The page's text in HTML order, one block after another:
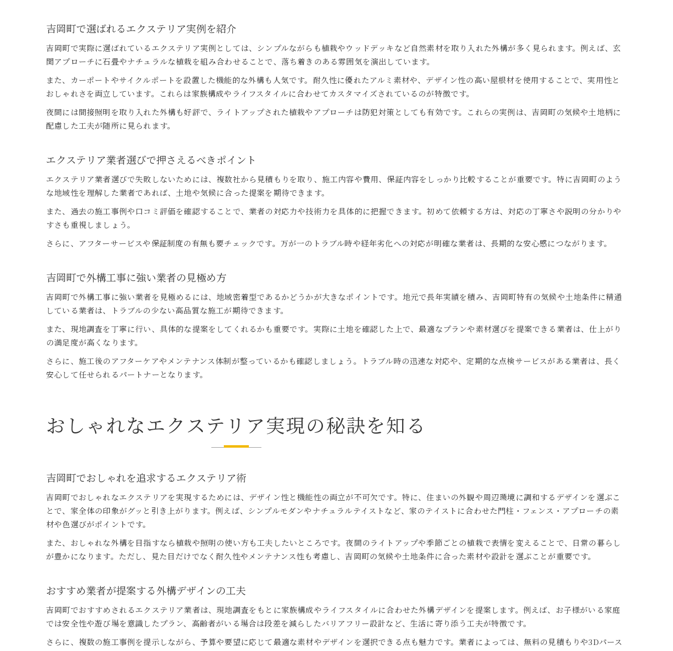
満足度が高まる吉岡町エクステリアの工夫集
吉岡町で人気のエクステリア実践アイデア集
おすすめ業者が教える外構仕上げの工夫
おしゃれ外構を成功させるポイント紹介
エクステリア満足度アップの業者選択法
吉岡町で選ばれるエクステリア実例を紹介
吉岡町で実際に選ばれているエクステリア実例としては、シンプルながらも植栽やウッドデッキなど自然素材を取り入れた外構が多く見られます。例えば、玄
関アプローチに石畳やナチュラルな植栽を組み合わせることで、落ち着きのある雰囲気を演出しています。
また、カーポートやサイクルポートを設置した機能的な外構も人気です。耐久性に優れたアルミ素材や、デザイン性の高い屋根材を使用することで、実用性と
おしゃれさを両立しています。これらは家族構成やライフスタイルに合わせてカスタマイズされているのが特徴です。
夜間には間接照明を取り入れた外構も好評で、ライトアップされた植栽やアプローチは防犯対策としても有効です。これらの実例は、吉岡町の気候や土地柄に
配慮した工夫が随所に見られます。
エクステリア業者選びで押さえるべきポイント
エクステリア業者選びで失敗しないためには、複数社から見積もりを取り、施工内容や費用、保証内容をしっかり比較することが重要です。特に吉岡町のよう
な地域性を理解した業者であれば、土地や気候に合った提案を期待できます。
また、過去の施工事例や口コミ評価を確認することで、業者の対応力や技術力を具体的に把握できます。初めて依頼する方は、対応の丁寧さや説明の分かりや
すさも重視しましょう。
さらに、アフターサービスや保証制度の有無も要チェックです。万が一のトラブル時や経年劣化への対応が明確な業者は、長期的な安心感につながります。
吉岡町で外構工事に強い業者の見極め方
吉岡町で外構工事に強い業者を見極めるには、地域密着型であるかどうかが大きなポイントです。地元で長年実績を積み、吉岡町特有の気候や土地条件に精通
している業者は、トラブルの少ない高品質な施工が期待できます。
また、現地調査を丁寧に行い、具体的な提案をしてくれるかも重要です。実際に土地を確認した上で、最適なプランや素材選びを提案できる業者は、仕上がり
の満足度が高くなります。
さらに、施工後のアフターケアやメンテナンス体制が整っているかも確認しましょう。トラブル時の迅速な対応や、定期的な点検サービスがある業者は、長く
安心して任せられるパートナーとなります。
おしゃれなエクステリア実現の秘訣を知る
吉岡町でおしゃれを追求するエクステリア術
吉岡町でおしゃれなエクステリアを実現するためには、デザイン性と機能性の両立が不可欠です。特に、住まいの外観や周辺環境に調和するデザインを選ぶこ
とで、家全体の印象がグッと引き上がります。例えば、シンプルモダンやナチュラルテイストなど、家のテイストに合わせた門柱・フェンス・アプローチの素
材や色選びがポイントです。
また、おしゃれな外構を目指すなら植栽や照明の使い方も工夫したいところです。夜間のライトアップや季節ごとの植栽で表情を変えることで、日常の暮らし
が豊かになります。ただし、見た目だけでなく耐久性やメンテナンス性も考慮し、吉岡町の気候や土地条件に合った素材や設計を選ぶことが重要です。
おすすめ業者が提案する外構デザインの工夫
吉岡町でおすすめされるエクステリア業者は、現地調査をもとに家族構成やライフスタイルに合わせた外構デザインを提案します。例えば、お子様がいる家庭
では安全性や遊び場を意識したプラン、高齢者がいる場合は段差を減らしたバリアフリー設計など、生活に寄り添う工夫が特徴です。
さらに、複数の施工事例を提示しながら、予算や要望に応じて最適な素材やデザインを選択できる点も魅力です。業者によっては、無料の見積もりや3Dパース